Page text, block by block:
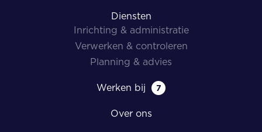
Diensten
Inrichting & administratie
Verwerken & controleren
Planning & advies
Werken bij 7
Over ons